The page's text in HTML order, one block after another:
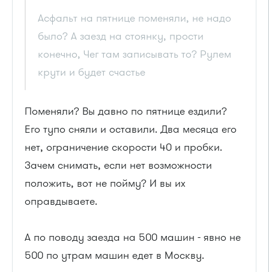
Асфальт на пятнице поменяли, не надо
было? А заезд на стоянку, прости
конечно, Чег там записывать то? Рулем
крути и будет счастье
Поменяли? Вы давно по пятнице ездили?
Его тупо сняли и оставили. Два месяца его
нет, ограничение скорости 40 и пробки.
Зачем снимать, если нет возможности
положить, вот не пойму? И вы их
оправдываете.
А по поводу заезда на 500 машин - явно не
500 по утрам машин едет в Москву.